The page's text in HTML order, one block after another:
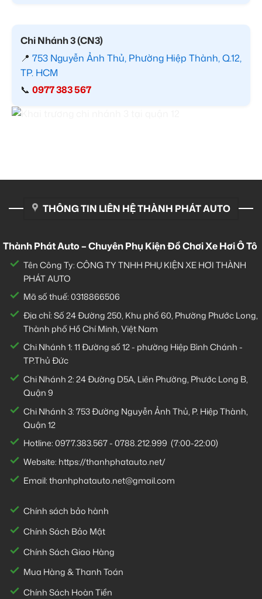
Chi Nhánh 3 (CN3)
📍 753 Nguyễn Ảnh Thủ, Phường Hiệp Thành, Q.12,
TP. HCM
📞 0977 383 567
THÔNG TIN LIÊN HỆ THÀNH PHÁT AUTO
Thành Phát Auto – Chuyên Phụ Kiện Đồ Chơi Xe Hơi Ô Tô
Tên Công Ty: CÔNG TY TNHH PHỤ KIỆN XE HƠI THÀNH
PHÁT AUTO
Mã số thuế: 0318866506
Địa chỉ: Số 24 Đường 250, Khu phố 60, Phường Phước Long,
Thành phố Hồ Chí Minh, Việt Nam
Chi Nhánh 1:11 Đường số 12 - phường Hiệp Bình Chánh -
TP.Thủ Đức
Chi Nhánh 2:24 Đường D5A, Liên Phường, Phước Long B,
Quận 9
Chi Nhánh 3:753 Đường Nguyễn Ảnh Thủ, P. Hiệp Thành,
Quận 12
Hotline:0977.383.567-0788.212.999 (7:00-22:00)
Website: https://thanhphatauto.net/
Email:thanhphatauto.net@gmail.com
Chính sách bảo hành
Chính Sách Bảo Mật
Chính Sách Giao Hàng
Mua Hàng & Thanh Toán
Chính Sách Hoàn Tiền